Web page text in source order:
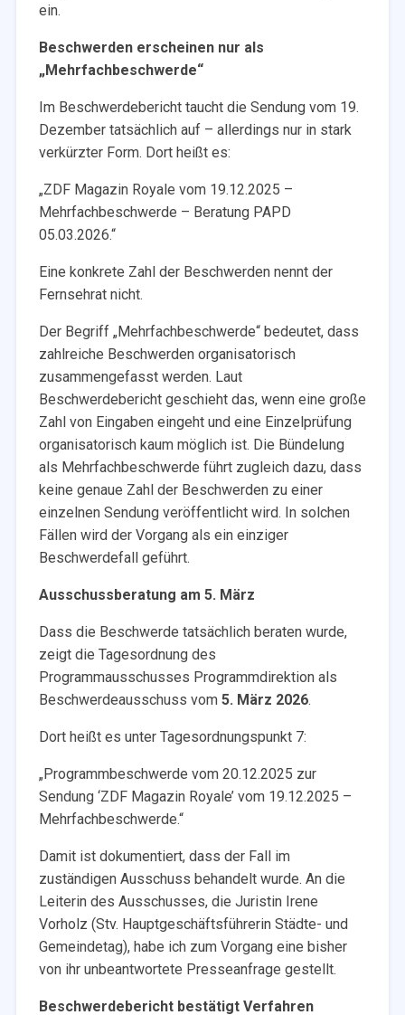
ein.
Beschwerden erscheinen nur als
„Mehrfachbeschwerde“
Im Beschwerdebericht taucht die Sendung vom 19.
Dezember tatsächlich auf – allerdings nur in stark
verkürzter Form. Dort heißt es:
„ZDF Magazin Royale vom 19.12.2025 –
Mehrfachbeschwerde – Beratung PAPD
05.03.2026.“
Eine konkrete Zahl der Beschwerden nennt der
Fernsehrat nicht.
Der Begriff „Mehrfachbeschwerde“ bedeutet, dass
zahlreiche Beschwerden organisatorisch
zusammengefasst werden. Laut
Beschwerdebericht geschieht das, wenn eine große
Zahl von Eingaben eingeht und eine Einzelprüfung
organisatorisch kaum möglich ist. Die Bündelung
als Mehrfachbeschwerde führt zugleich dazu, dass
keine genaue Zahl der Beschwerden zu einer
einzelnen Sendung veröffentlicht wird. In solchen
Fällen wird der Vorgang als ein einziger
Beschwerdefall geführt.
Ausschussberatung am 5. März
Dass die Beschwerde tatsächlich beraten wurde,
zeigt die Tagesordnung des
Programmausschusses Programmdirektion als
Beschwerdeausschuss vom 5. März 2026.
Dort heißt es unter Tagesordnungspunkt 7:
„Programmbeschwerde vom 20.12.2025 zur
Sendung ‘ZDF Magazin Royale’ vom 19.12.2025 –
Mehrfachbeschwerde.“
Damit ist dokumentiert, dass der Fall im
zuständigen Ausschuss behandelt wurde. An die
Leiterin des Ausschusses, die Juristin Irene
Vorholz (Stv. Hauptgeschäftsführerin Städte- und
Gemeindetag), habe ich zum Vorgang eine bisher
von ihr unbeantwortete Presseanfrage gestellt.
Beschwerdebericht bestätigt Verfahren